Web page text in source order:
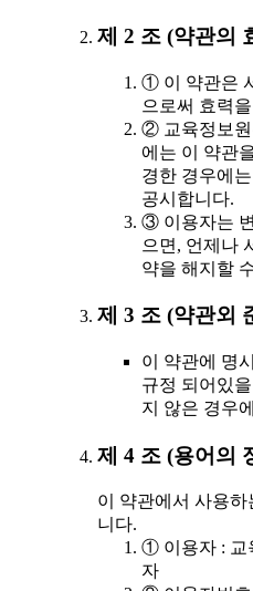
제 2 조 (약관의
① 이 약관은
으로써 효력
② 교육정보원
에는 이 약관
경한 경우에
공시합니다.
③ 이용자는
으면, 언제나
약을 해지할
제 3 조 (약관외
이 약관에 명
규정 되어있
지 않은 경우
제 4 조 (용어의
이 약관에서 사용
니다.
① 이용자 : 교
자